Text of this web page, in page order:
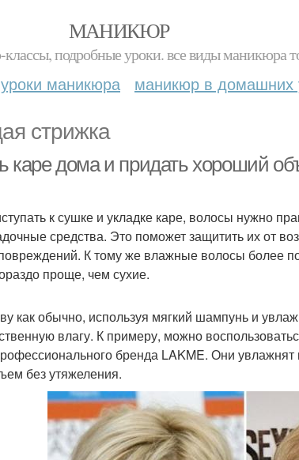
МАНИКЮР
подробные уроки. все виды маникюра
уроки маникюра маникюр в домашних
стрижка
каре дома и придать хороший
к сушке и укладке каре, волосы нужно
средства. Это поможет защитить их от
К тому же влажные волосы более
проще, чем сухие.
как обычно, используя мягкий шампунь и
влагу. К примеру, можно
бренда LAKME. Они
без утяжеления.